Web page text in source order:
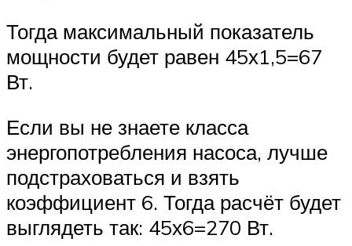
Тогда максимальный показатель
мощности будет равен 45х1,5=67
Вт.
Если вы не знаете класса
энергопотребления насоса, лучше
подстраховаться и взять
коэффициент 6. Тогда расчёт будет
выглядеть так: 45х6=270 Вт.